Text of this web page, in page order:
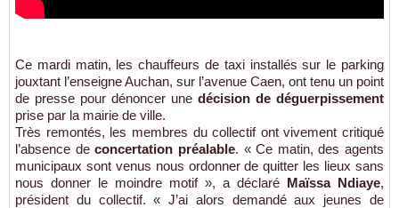
Ce mardi matin, les chauffeurs de taxi installés sur le parking
jouxtant l’enseigne Auchan, sur l’avenue Caen, ont tenu un point
de presse pour dénoncer une décision de déguerpissement
prise par la mairie de ville.
Très remontés, les membres du collectif ont vivement critiqué
l’absence deconcertation préalable. « Ce matin, des agents
municipaux sont venus nous ordonner de quitter les lieux sans
nous donner le moindre motif », a déclaré Maïssa Ndiaye,
président du collectif. « J’ai alors demandé aux jeunes de